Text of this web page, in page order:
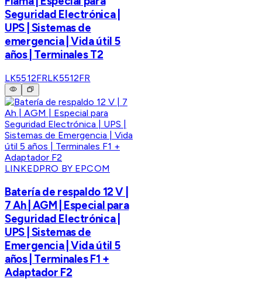
Seguridad Electrónica |
UPS | Sistemas de
emergencia | Vida útil 5
años | Terminales T2
LK5512FRLK5512FR
LINKEDPRO BY EPCOM
Batería de respaldo 12 V |
7 Ah | AGM | Especial para
Seguridad Electrónica |
UPS | Sistemas de
Emergencia | Vida útil 5
años | Terminales F1 +
Adaptador F2